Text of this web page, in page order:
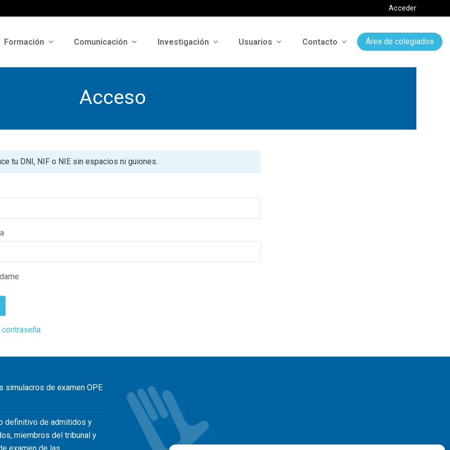
Acceder
Formación Comunicación Investigación Usuarios Contacto Área de colegiados
Acceso
tu DNI, NIF o NIE sin espacios ni guiones.
contraseña
simulacros de examen OPE
definitivo de admitidos y
miembros del tribunal y